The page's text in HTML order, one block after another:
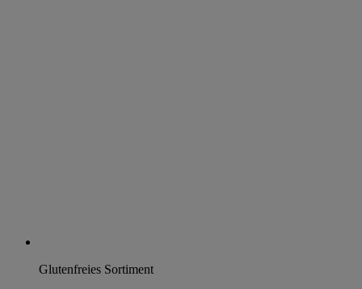
Glutenfreies Sortiment